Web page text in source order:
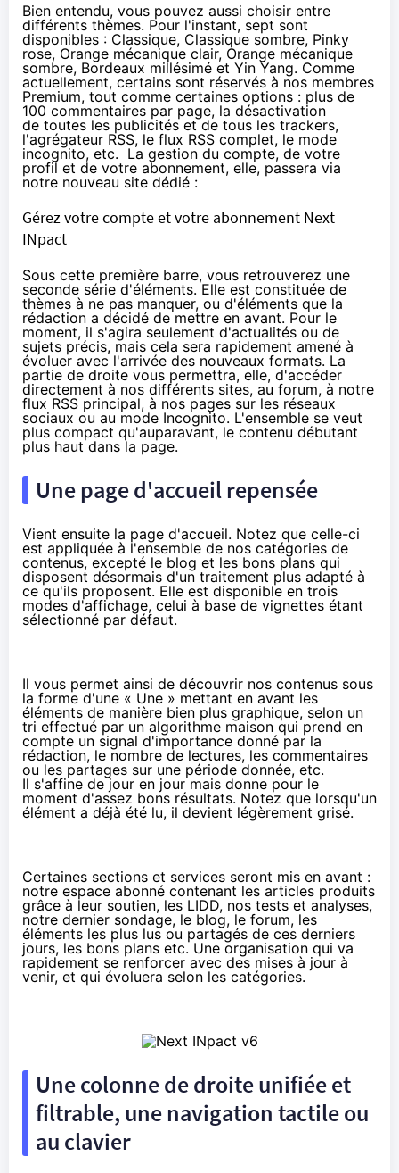
Bien entendu, vous pouvez aussi choisir entre
différents thèmes. Pour l'instant, sept sont
disponibles : Classique, Classique sombre, Pinky
rose, Orange mécanique clair, Orange mécanique
sombre, Bordeaux millésimé et Yin Yang. Comme
actuellement, certains sont réservés à nos membres
Premium, tout comme certaines options : plus de
100 commentaires par page, la désactivation
de toutes les publicités et de tous les trackers,
l'agrégateur RSS, le flux RSS complet, le mode
incognito, etc. La gestion du compte, de votre
profil et de votre abonnement, elle, passera via
notre nouveau site dédié :
Gérez votre compte et votre abonnement Next
INpact
Sous cette première barre, vous retrouverez une
seconde série d'éléments. Elle est constituée de
thèmes à ne pas manquer, ou d'éléments que la
rédaction a décidé de mettre en avant. Pour le
moment, il s'agira seulement d'actualités ou de
sujets précis, mais cela sera rapidement amené à
évoluer avec l'arrivée des nouveaux formats. La
partie de droite vous permettra, elle, d'accéder
directement à nos différents sites, au forum, à notre
flux RSS principal, à nos pages sur les réseaux
sociaux ou au mode Incognito. L'ensemble se veut
plus compact qu'auparavant, le contenu débutant
plus haut dans la page.
Une page d'accueil repensée
Vient ensuite la page d'accueil. Notez que celle-ci
est appliquée à l'ensemble de nos catégories de
contenus, excepté le blog et les bons plans qui
disposent désormais d'un traitement plus adapté à
ce qu'ils proposent. Elle est disponible en trois
modes d'affichage, celui à base de vignettes étant
sélectionné par défaut.
Il vous permet ainsi de découvrir nos contenus sous
la forme d'une « Une » mettant en avant les
éléments de manière bien plus graphique, selon un
tri effectué par un algorithme maison qui prend en
compte un signal d'importance donné par la
rédaction, le nombre de lectures, les commentaires
ou les partages sur une période donnée, etc.
Il s'affine de jour en jour mais donne pour le
moment d'assez bons résultats. Notez que lorsqu'un
élément a déjà été lu, il devient légèrement grisé.
Certaines sections et services seront mis en avant :
notre espace abonné contenant les articles produits
grâce à leur soutien, les LIDD, nos tests et analyses,
notre dernier sondage, le blog, le forum, les
éléments les plus lus ou partagés de ces derniers
jours, les bons plans etc. Une organisation qui va
rapidement se renforcer avec des mises à jour à
venir, et qui évoluera selon les catégories.
Une colonne de droite unifiée et
filtrable, une navigation tactile ou
au clavier